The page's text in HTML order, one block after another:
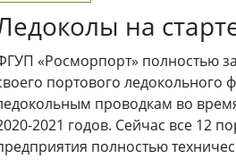
на
«Росморпорт» полностью
портового ледокольного
проводкам во
2021 годов. Сейчас все 12
полностью